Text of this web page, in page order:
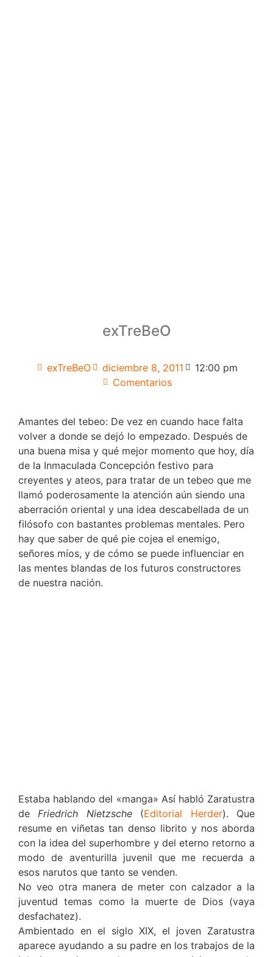
exTreBeO
exTreBeO diciembre 8, 2011
12:00 pm
Comentarios
Amantes del tebeo: De vez en cuando hace falta
volver a donde se dejó lo empezado. Después de
una buena misa y qué mejor momento que hoy, día
de la Inmaculada Concepción festivo para
creyentes y ateos, para tratar de un tebeo que me
llamó poderosamente la atención aún siendo una
aberración oriental y una idea descabellada de un
filósofo con bastantes problemas mentales. Pero
hay que saber de qué pie cojea el enemigo,
señores míos, y de cómo se puede influenciar en
las mentes blandas de los futuros constructores
de nuestra nación.
Estaba hablando del «manga» Así habló Zaratustra
de Friedrich Nietzsche(Editorial Herder). Que
resume en viñetas tan denso librito y nos aborda
con la idea del superhombre y del eterno retorno a
modo de aventurilla juvenil que me recuerda a
esos narutos que tanto se venden.
No veo otra manera de meter con calzador a la
juventud temas como la muerte de Dios (vaya
desfachatez).
Ambientado en el siglo XIX, el joven Zaratustra
aparece ayudando a su padre en los trabajos de la